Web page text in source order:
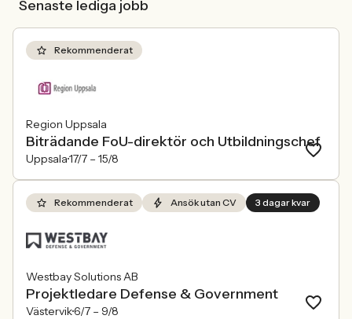
Senaste lediga jobb
Rekommenderat
Region Uppsala
Biträdande FoU-direktör och Utbildningschef
Uppsala17/7 – 15/8
Rekommenderat Ansök utan CV 3 dagar kvar
Westbay Solutions AB
Projektledare Defense & Government
Västervik6/7 – 9/8